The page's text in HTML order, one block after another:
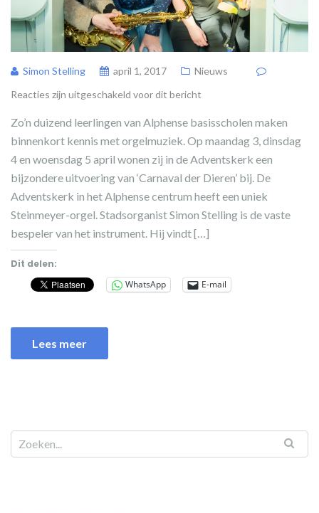
Simon Stelling april 1, 2017
Nieuws
Reacties zijn uitgeschakeld voor dit bericht
Zo’n duizend leerlingen van Alphense basisscholen maken
binnenkort kennis met orgelmuziek. Op maandag 3, dinsdag
4 en woensdag 5 april wonen zij in de Adventskerk een
bijzondere uitvoering van ‘Carnaval der Dieren’ bij. De
Adventskerk in het Alphense centrum heeft een uniek
Steinmeyer-orgel. Stadsorganist Simon Stelling is de vaste
bespeler van het instrument. Hij vindt […]
Dit delen:
WhatsApp
E-mail
Lees meer